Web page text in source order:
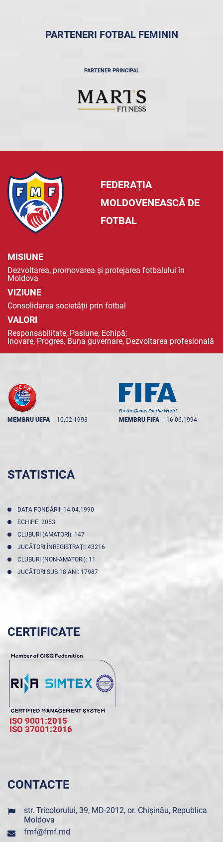
PARTENERI FOTBAL FEMININ
PARTENER PRINCIPAL
FEDERAȚIA
MOLDOVENEASCĂ DE
FOTBAL
MISIUNE
Dezvoltarea, promovarea și protejarea fotbalului în
Moldova
VIZIUNE
Consolidarea societății prin fotbal
VALORI
Responsabilitate, Pasiune, Echipă;
Inovare, Progres, Buna guvernare, Dezvoltarea profesională
MEMBRU UEFA -- 10.02.1993 MEMBRU FIFA -- 16.06.1994
STATISTICA
DATA FONDĂRII: 14.04.1990
ECHIPE: 2053
CLUBURI (AMATORI): 147
JUCĂTORI ÎNREGISTRAŢI: 43216
CLUBURI (NON-AMATORI): 11
JUCĂTORI SUB 18 ANI: 17987
CERTIFICATE
ISO 9001:2015
ISO 37001:2016
CONTACTE
str. Tricolorului, 39, MD-2012, or. Chișinău, Republica
Moldova
fmf@fmf.md